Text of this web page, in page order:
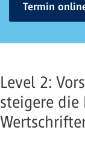
Termin
Level 2:
steigere die